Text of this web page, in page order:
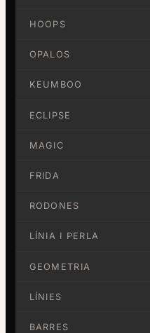
HOOPS
OPALOS
KEUMBOO
ECLIPSE
MAGIC
FRIDA
RODONES
LÍNIA I PERLA
GEOMETRIA
LÍNIES
BARRES